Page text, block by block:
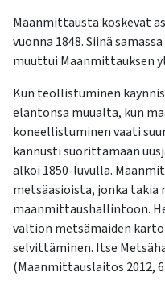
Maanmittausta koskevat
vuonna 1848. Siinä
muuttui Maanmittauksen
Kun teollistuminen
elantonsa muualta, kun
koneellistuminen vaati
kannusti suorittamaan
alkoi 1850-luvulla.
metsäasioista, jonka
maanmittaushallintoon.
valtion metsämaiden
selvittäminen. Itse
(Maanmittauslaitos 2012,